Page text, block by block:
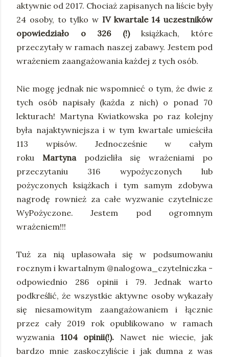
aktywnie od 2017. Chociaż zapisanych na liście były
24 osoby, to tylko w IV kwartale 14 uczestników
opowiedziało o 326 (!)książkach, które
przeczytały w ramach naszej zabawy. Jestem pod
wrażeniem zaangażowania każdej z tych osób.
Nie mogę jednak nie wspomnieć o tym, że dwie z
tych osób napisały (każda z nich) o ponad 70
lekturach! Martyna Kwiatkowska po raz kolejny
była najaktywniejsza i w tym kwartale umieściła
113 wpisów. Jednocześnie w całym
roku Martynapodzieliła się wrażeniami po
przeczytaniu 316 wypożyczonych lub
pożyczonych książkach i tym samym zdobywa
nagrodę rownież za całe wyzwanie czytelnicze
WyPożyczone. Jestem pod ogromnym
wrażeniem!!!
Tuż za nią uplasowała się w podsumowaniu
rocznym i kwartalnym @nalogowa_czytelniczka -
odpowiednio 286 opinii i 79. Jednak warto
podkreślić, że wszystkie aktywne osoby wykazały
się niesamowitym zaangażowaniem i łącznie
przez cały 2019 rok opublikowano w ramach
wyzwania1104 opinii(!). Nawet nie wiecie, jak
bardzo mnie zaskoczyliście i jak dumna z was